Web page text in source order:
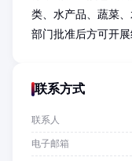
类、水产品、蔬菜
部门批准后方可开
联系方式
联系人
电子邮箱